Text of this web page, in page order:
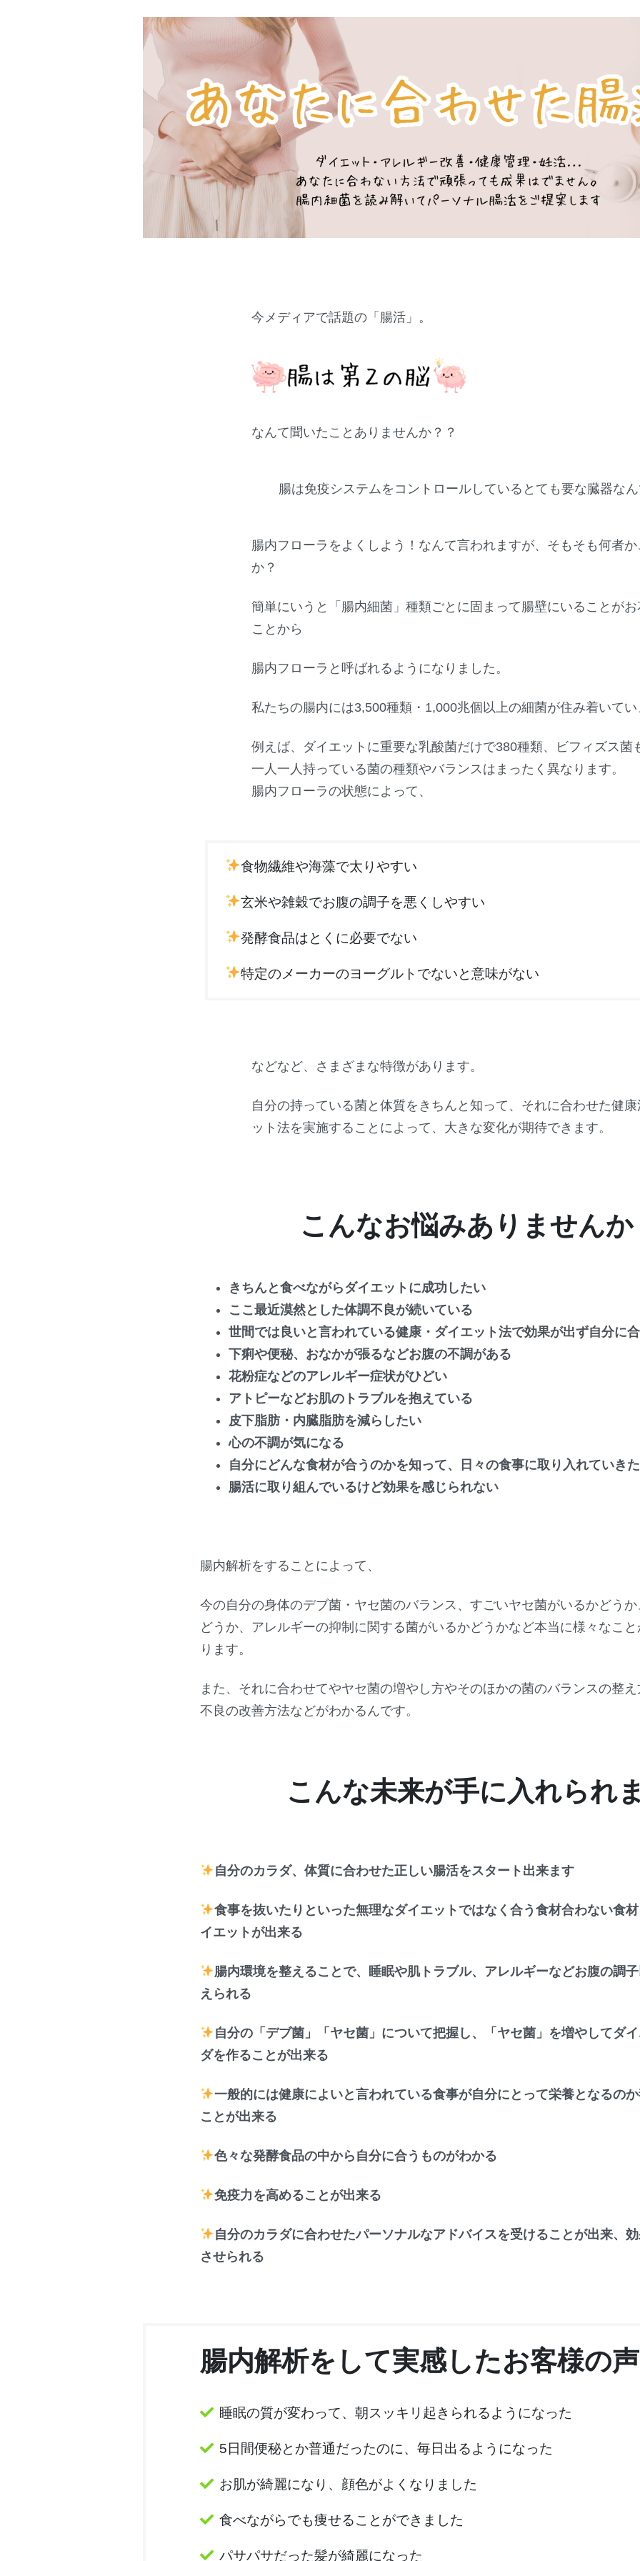
今メディアで話題の「腸活」。
なんて聞いたことありませんか？？
腸は免疫システムをコントロールしているとても要な臓器なん
腸内フローラをよくしよう！なんて言われますが、そもそも何者
か？
簡単にいうと「腸内細菌」種類ごとに固まって腸壁にいることがお
ことから
腸内フローラと呼ばれるようになりました。
私たちの腸内には3,500種類・1,000兆個以上の細菌が住み着いてい
例えば、ダイエットに重要な乳酸菌だけで380種類、ビフィズス菌
一人一人持っている菌の種類やバランスはまったく異なります。
腸内フローラの状態によって、
食物繊維や海藻で太りやすい
玄米や雑穀でお腹の調子を悪くしやすい
発酵食品はとくに必要でない
特定のメーカーのヨーグルトでないと意味がない
などなど、さまざまな特徴があります。
自分の持っている菌と体質をきちんと知って、それに合わせた健
ット法を実施することによって、大きな変化が期待できます。
こんなお悩みありませんか
きちんと食べながらダイエットに成功したい
ここ最近漠然とした体調不良が続いている
世間では良いと言われている健康・ダイエット法で効果が出ず自分に
下痢や便秘、おなかが張るなどお腹の不調がある
花粉症などのアレルギー症状がひどい
アトピーなどお肌のトラブルを抱えている
皮下脂肪・内臓脂肪を減らしたい
心の不調が気になる
自分にどんな食材が合うのかを知って、日々の食事に取り入れていき
腸活に取り組んでいるけど効果を感じられない
腸内解析をすることによって、
今の自分の身体のデブ菌・ヤセ菌のバランス、すごいヤセ菌がいるかどう
どうか、アレルギーの抑制に関する菌がいるかどうかなど本当に様々なこ
ります。
また、それに合わせてやヤセ菌の増やし方やそのほかの菌のバランスの整
不良の改善方法などがわかるんです。
こんな未来が手に入れられ
自分のカラダ、体質に合わせた正しい腸活をスタート出来ます
食事を抜いたりといった無理なダイエットではなく合う食材合わない食
イエットが出来る
腸内環境を整えることで、睡眠や肌トラブル、アレルギーなどお腹の調
えられる
自分の「デブ菌」「ヤセ菌」について把握し、「ヤセ菌」を増やしてダ
ダを作ることが出来る
一般的には健康によいと言われている食事が自分にとって栄養となるの
ことが出来る
色々な発酵食品の中から自分に合うものがわかる
免疫力を高めることが出来る
自分のカラダに合わせたパーソナルなアドバイスを受けることが出来、
させられる
腸内解析をして実感したお客様の声
睡眠の質が変わって、朝スッキリ起きられるようになった
5日間便秘とか普通だったのに、毎日出るようになった
お肌が綺麗になり、顔色がよくなりました
食べながらでも痩せることができました
パサパサだった髪が綺麗になった